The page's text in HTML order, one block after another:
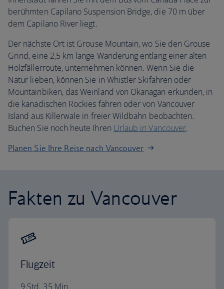
berühmten Capilano Suspension Bridge, die 70 m über
dem Capilano River liegt.
Der nächste Ort ist Grouse Mountain, wo Sie den Grouse
Grind, eine 2,5 km lange Wanderung entlang einer alten
Holzfällerroute, unternehmen können. Wenn Sie die
Natur lieben, können Sie in Whistler Skifahren oder
Mountainbiken, das Weinland von Okanagan erkunden, in
die kanadischen Rockies fahren oder von Vancouver
Island aus Killerwale in freier Wildbahn beobachten.
Buchen Sie noch heute Ihren Urlaub in Vancouver.
Planen Sie Ihre Reise nach Vancouver
Fakten zu Vancouver
Flugzeit
9 Std. 35 Min.